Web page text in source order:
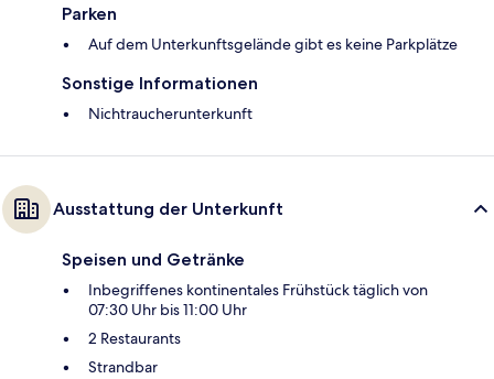
Parken
Auf dem Unterkunftsgelände gibt es keine Parkplätze
Sonstige Informationen
Nichtraucherunterkunft
Ausstattung der Unterkunft
Speisen und Getränke
Inbegriffenes kontinentales Frühstück täglich von
07:30 Uhr bis 11:00 Uhr
2 Restaurants
Strandbar